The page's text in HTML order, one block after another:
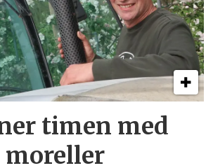
timen med
moreller